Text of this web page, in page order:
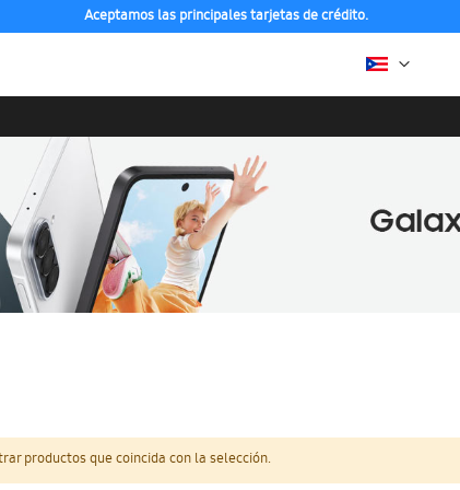
Aceptamos las principales tarjetas de crédito.
productos que coincida con la selección.